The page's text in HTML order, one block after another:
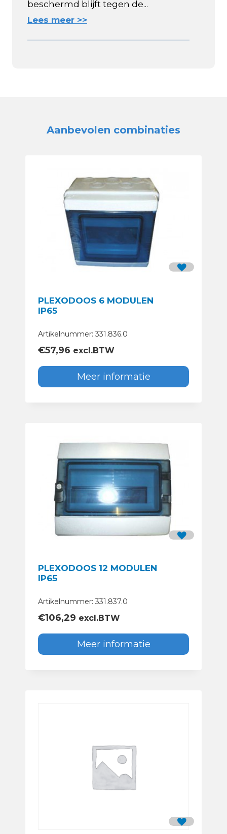
beschermd blijft tegen de...
Lees meer >>
Aanbevolen combinaties
PLEXODOOS 6 MODULEN
IP65
Artikelnummer: 331.836.0
€57,96 excl.BTW
Meer informatie
PLEXODOOS 12 MODULEN
IP65
Artikelnummer: 331.837.0
€106,29 excl.BTW
Meer informatie